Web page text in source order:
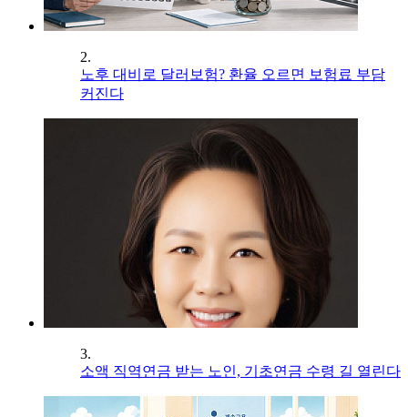
2.
노후 대비로 달러보험? 환율 오르면 보험료 부담
커진다
3.
소액 직역연금 받는 노인, 기초연금 수령 길 열린다